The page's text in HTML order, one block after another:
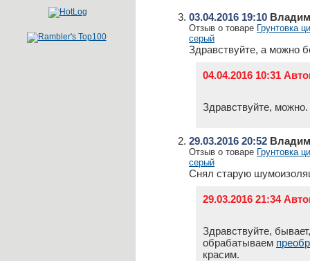
03.04.2016 19:10
Отзыв о товаре Грунтовка
серый
Здравствуйте, а можно
04.04.2016 10:31
Здравствуйте, можно.
29.03.2016 20:52
Отзыв о товаре Грунтовка
серый
Снял старую
29.03.2016 21:34
Здравствуйте,
обрабатываем
красим.